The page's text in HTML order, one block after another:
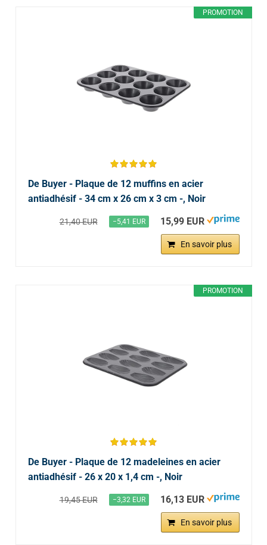
PROMOTION
De Buyer - Plaque de 12 muffins en acier
antiadhésif - 34 cm x 26 cm x 3 cm -, Noir
21,40 EUR −5,41 EUR 15,99 EUR
En savoir plus
PROMOTION
De Buyer - Plaque de 12 madeleines en acier
antiadhésif - 26 x 20 x 1,4 cm -, Noir
19,45 EUR −3,32 EUR 16,13 EUR
En savoir plus